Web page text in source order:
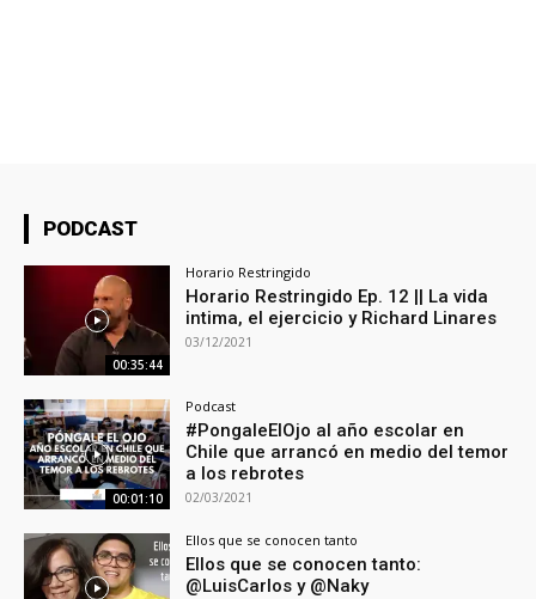
PODCAST
00:35:44
Horario Restringido
Horario Restringido Ep. 12 || La vida
intima, el ejercicio y Richard Linares
03/12/2021
00:01:10
Podcast
#PongaleElOjo al año escolar en
Chile que arrancó en medio del temor
a los rebrotes
02/03/2021
Ellos que se conocen tanto
Ellos que se conocen tanto:
@LuisCarlos y @Naky